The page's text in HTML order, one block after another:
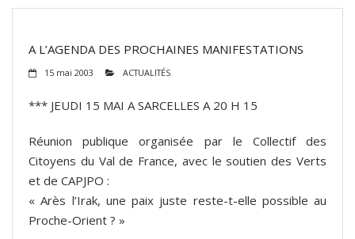
A L’AGENDA DES PROCHAINES MANIFESTATIONS
15 mai 2003 ACTUALITÉS
*** JEUDI 15 MAI A SARCELLES A 20 H 15
Réunion publique organisée par le Collectif des
Citoyens du Val de France, avec le soutien des Verts
et de CAPJPO :
« Arès l’Irak, une paix juste reste-t-elle possible au
Proche-Orient ? »